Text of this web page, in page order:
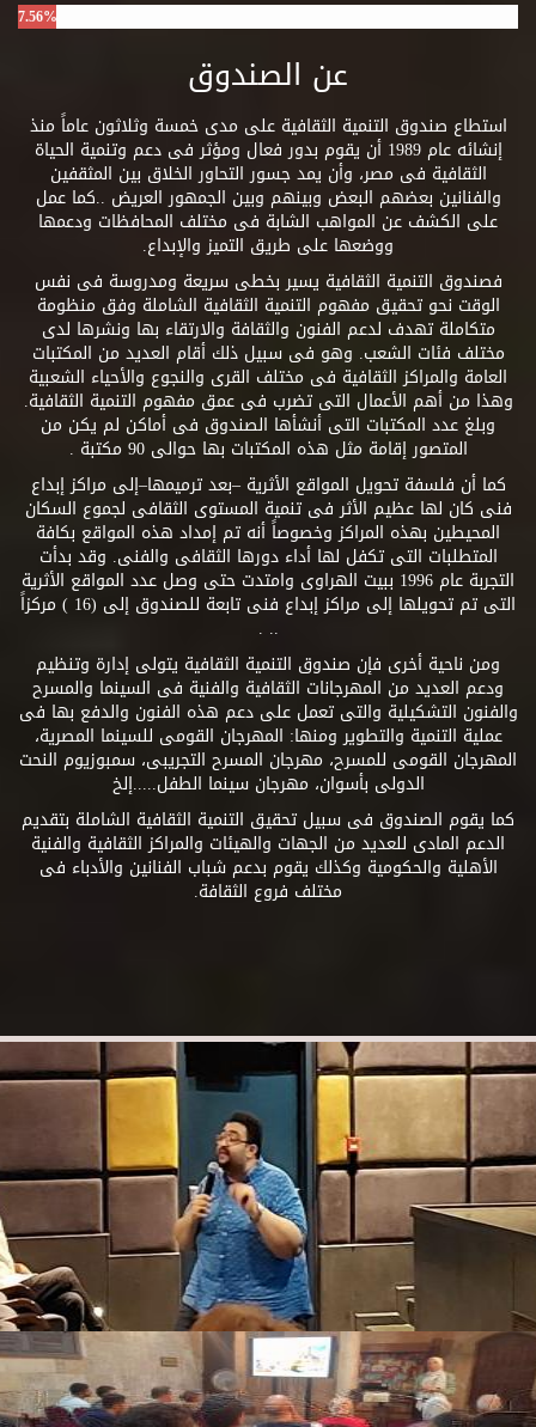
7.56%
عن الصندوق
استطاع صندوق التنمية الثقافية على مدى خمسة وثلاثون عاماً منذ
إنشائه عام 1989 أن يقوم بدور فعال ومؤثر فى دعم وتنمية الحياة
الثقافية فى مصر، وأن يمد جسور التحاور الخلاق بين المثقفين
والفنانين بعضهم البعض وبينهم وبين الجمهور العريض ..كما عمل
على الكشف عن المواهب الشابة فى مختلف المحافظات ودعمها
ووضعها على طريق التميز والإبداع.
فصندوق التنمية الثقافية يسير بخطى سريعة ومدروسة فى نفس
الوقت نحو تحقيق مفهوم التنمية الثقافية الشاملة وفق منظومة
متكاملة تهدف لدعم الفنون والثقافة والارتقاء بها ونشرها لدى
مختلف فئات الشعب. وهو فى سبيل ذلك أقام العديد من المكتبات
العامة والمراكز الثقافية فى مختلف القرى والنجوع والأحياء الشعبية
وهذا من أهم الأعمال التى تضرب فى عمق مفهوم التنمية الثقافية.
وبلغ عدد المكتبات التى أنشأها الصندوق فى أماكن لم يكن من
المتصور إقامة مثل هذه المكتبات بها حوالى 90 مكتبة .
كما أن فلسفة تحويل المواقع الأثرية –بعد ترميمها–إلى مراكز إبداع
فنى كان لها عظيم الأثر فى تنمية المستوى الثقافى لجموع السكان
المحيطين بهذه المراكز وخصوصاً أنه تم إمداد هذه المواقع بكافة
المتطلبات التى تكفل لها أداء دورها الثقافى والفنى. وقد بدأت
التجربة عام 1996 ببيت الهراوى وامتدت حتى وصل عدد المواقع الأثرية
التى تم تحويلها إلى مراكز إبداع فنى تابعة للصندوق إلى (16 ) مركزاً
.. .
ومن ناحية أخرى فإن صندوق التنمية الثقافية يتولى إدارة وتنظيم
ودعم العديد من المهرجانات الثقافية والفنية فى السينما والمسرح
والفنون التشكيلية والتى تعمل على دعم هذه الفنون والدفع بها فى
عملية التنمية والتطوير ومنها: المهرجان القومى للسينما المصرية،
المهرجان القومى للمسرح، مهرجان المسرح التجريبى، سمبوزيوم النحت
الدولى بأسوان، مهرجان سينما الطفل.....إلخ
كما يقوم الصندوق فى سبيل تحقيق التنمية الثقافية الشاملة بتقديم
الدعم المادى للعديد من الجهات والهيئات والمراكز الثقافية والفنية
الأهلية والحكومية وكذلك يقوم بدعم شباب الفنانين والأدباء فى
مختلف فروع الثقافة.